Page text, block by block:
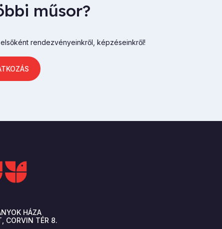
műsor?
rendezvényeinkről, képzéseinkről!
HÁZA
CORVIN TÉR 8.